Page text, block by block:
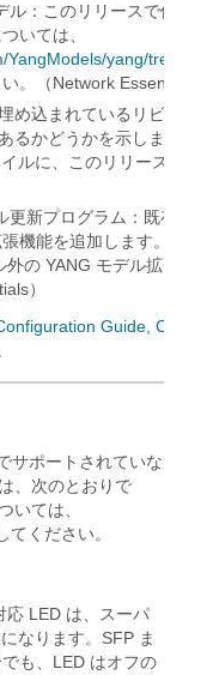
ル：このリリースで使用
いては、
YangModels/yang/tree/
。（Network Essentials）
め込まれているリビジョ
るかどうかを示します。
ルに、このリリースに加
更新プログラム：既存の
機能を追加します。In
外の YANG モデル拡張機
）
Guide, Cisco
サポートされていな
、次のとおりで
いては、
てください。
応 LED は、スーパ
なります。SFP ま
も、LED はオフの